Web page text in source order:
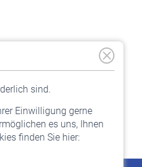
sind.
Einwilligung gerne
es uns, Ihnen
finden Sie hier: